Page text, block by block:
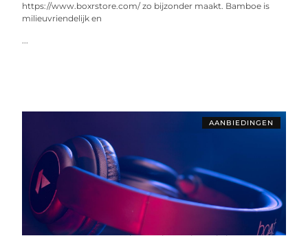
https://www.boxrstore.com/ zo bijzonder maakt. Bamboe is
milieuvriendelijk en
...
AANBIEDINGEN